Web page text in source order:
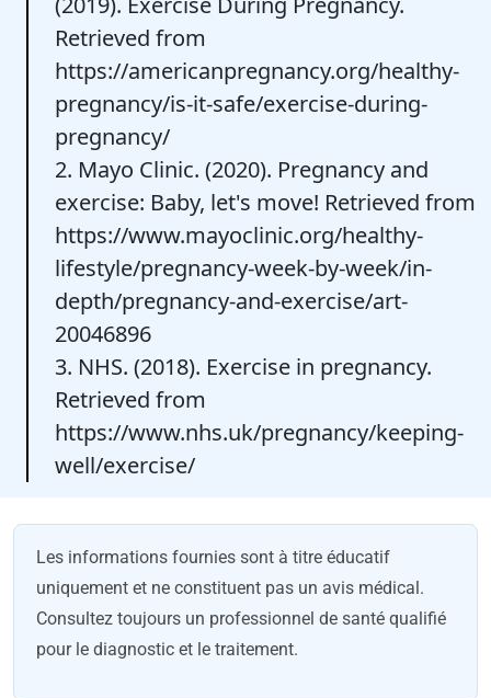
Retrieved from
https://americanpregnancy.org/healthy-
pregnancy/is-it-safe/exercise-during-
pregnancy/
2. Mayo Clinic. (2020). Pregnancy and
exercise: Baby, let's move! Retrieved from
https://www.mayoclinic.org/healthy-
lifestyle/pregnancy-week-by-week/in-
depth/pregnancy-and-exercise/art-
20046896
3. NHS. (2018). Exercise in pregnancy.
Retrieved from
https://www.nhs.uk/pregnancy/keeping-
well/exercise/
Les informations fournies sont à titre éducatif
uniquement et ne constituent pas un avis médical.
Consultez toujours un professionnel de santé qualifié
pour le diagnostic et le traitement.